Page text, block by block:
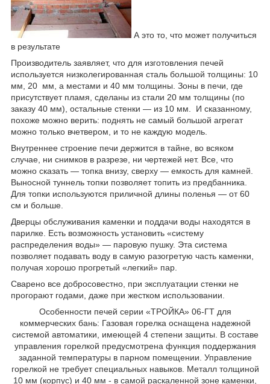
А это то, что может получиться
в результате
Производитель заявляет, что для изготовления печей
используется низколегированная сталь большой толщины: 10
мм, 20 мм, а местами и 40 мм толщины. Зоны в печи, где
присутствует пламя, сделаны из стали 20 мм толщины (по
заказу 40 мм), остальные стенки — из 10 мм. И сказанному,
похоже можно верить: поднять не самый большой агрегат
можно только вчетвером, и то не каждую модель.
Внутреннее строение печи держится в тайне, во всяком
случае, ни снимков в разрезе, ни чертежей нет. Все, что
можно сказать — топка внизу, сверху — емкость для камней.
Выносной туннель топки позволяет топить из предбанника.
Для топки используются приличной длины поленья — от 60
см и больше.
Дверцы обслуживания каменки и поддачи воды находятся в
парилке. Есть возможность установить «систему
распределения воды» — паровую пушку. Эта система
позволяет подавать воду в самую разогретую часть каменки,
получая хорошо прогретый «легкий» пар.
Сварено все добросовестно, при эксплуатации стенки не
прогорают годами, даже при жестком использовании.
Особенности печей серии «ТРОЙКА» 06-ГТ для
коммерческих бань: Газовая горелка оснащена надежной
системой автоматики, имеющей 4 степени защиты. В составе
управления горелкой предусмотрена функция поддержания
заданной температуры в парном помещении. Управление
горелкой не требует специальных навыков. Металл толщиной
10 мм (корпус) и 40 мм - в самой раскаленной зоне каменки,